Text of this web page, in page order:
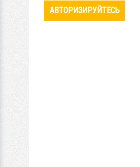
АВТОРИЗИРУЙТЕСЬ